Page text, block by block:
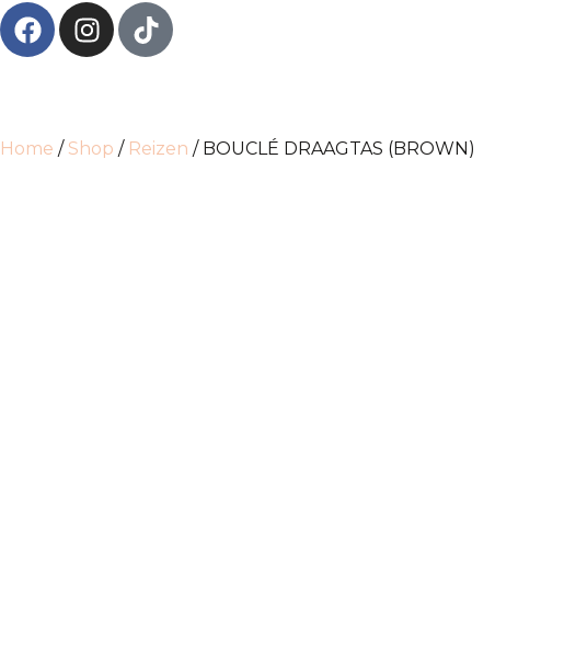
Home / Shop / Reizen / BOUCLÉ DRAAGTAS (BROWN)